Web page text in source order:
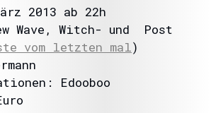
2013 ab 22h
Wave, Witch- und Post
vom letzten mal)
Edooboo